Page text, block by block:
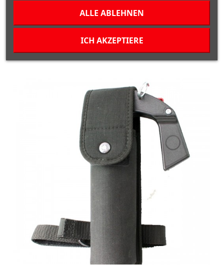
ALLE ABLEHNEN
ICH AKZEPTIERE